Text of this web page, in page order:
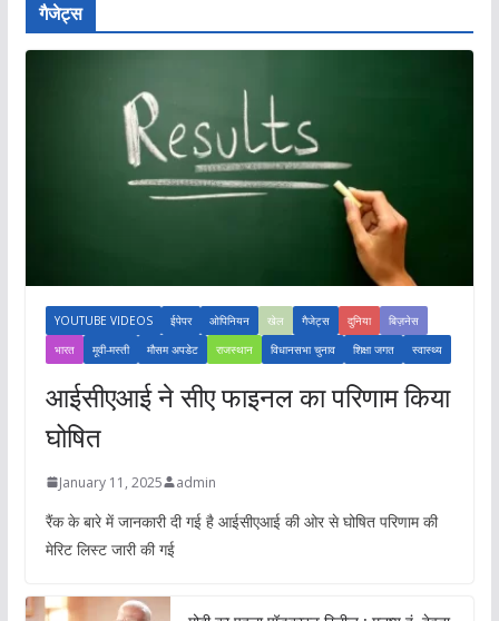
गैजेट्स
YOUTUBE VIDEOS ईपेपर ओपिनियन खेल गैजेट्स दुनिया
बिज़नेस
भारत
मूवी-मस्ती मौसम अपडेट राजस्थान विधानसभा चुनाव शिक्षा जगत स्वास्थ्य
आईसीएआई ने सीए फाइनल का परिणाम किया
घोषित
January 11, 2025 admin
रैंक के बारे में जानकारी दी गई है आईसीएआई की ओर से घोषित परिणाम की
मेरिट लिस्ट जारी की गई